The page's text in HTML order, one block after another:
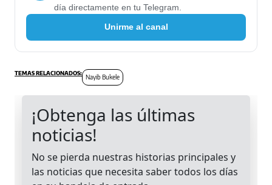
día directamente en tu Telegram.
Unirme al canal
Nayib Bukele